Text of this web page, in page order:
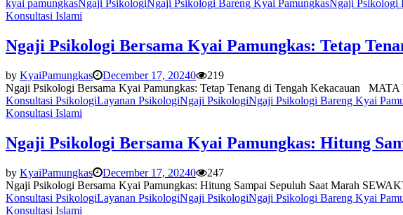
kyai pamungkasNgaji PsikologiNgaji Psikologi Bareng Kyai PamungkasNgaji Psikologi
Konsultasi Islami
Ngaji Psikologi Bersama Kyai Pamungkas: Tetap
by KyaiPamungkas December 17, 20240
219
Ngaji Psikologi Bersama Kyai Pamungkas: Tetap Tenang di Tengah Kekacauan
Konsultasi PsikologiLayanan PsikologiNgaji PsikologiNgaji Psikologi Bareng Kyai
Konsultasi Islami
Ngaji Psikologi Bersama Kyai Pamungkas: Hitung
by KyaiPamungkas December 17, 20240
247
Ngaji Psikologi Bersama Kyai Pamungkas: Hitung Sampai Sepuluh Saat Marah
Konsultasi PsikologiLayanan PsikologiNgaji PsikologiNgaji Psikologi Bareng Kyai
Konsultasi Islami